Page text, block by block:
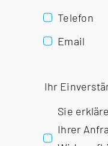
Telefon
Email
Ihr
Sie
Ihrer